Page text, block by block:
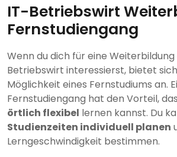
IT-Betriebswirt
Fernstudiengang
Wenn du dich für eine Weiterbildung
Betriebswirt interessierst, bietet
Möglichkeit eines Fernstudiums an.
Fernstudiengang hat den Vorteil,
örtlich flexibel lernen kannst. Du
Studienzeiten individuell planen
Lerngeschwindigkeit bestimmen.